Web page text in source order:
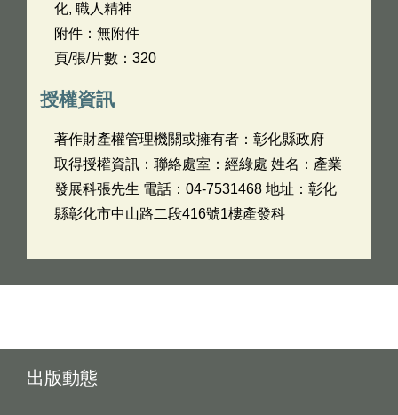
化, 職人精神
附件：無附件
頁/張/片數：320
授權資訊
著作財產權管理機關或擁有者：彰化縣政府
取得授權資訊：聯絡處室：經綠處 姓名：產業
發展科張先生 電話：04-7531468 地址：彰化
縣彰化市中山路二段416號1樓產發科
出版動態